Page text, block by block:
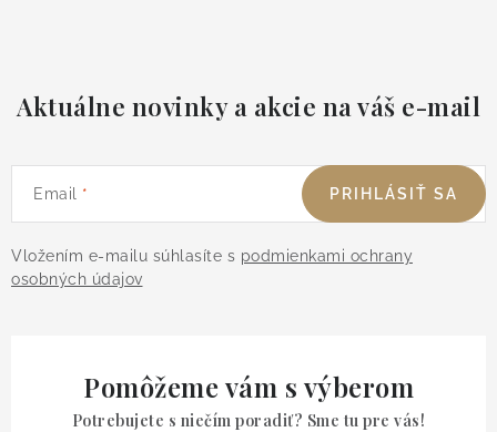
Aktuálne novinky a akcie na váš e-mail
Email
Vložením e-mailu súhlasíte s podmienkami ochrany
osobných údajov
PRIHLÁSIŤ SA
Pomôžeme vám s výberom
Potrebujete s niečím poradiť? Sme tu pre vás!